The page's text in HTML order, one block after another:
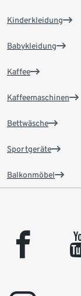
Kinderkleidung
Babykleidung
Kaffee
Kaffeemaschinen
Bettwäsche
Sportgeräte
Balkonmöbel
facebook